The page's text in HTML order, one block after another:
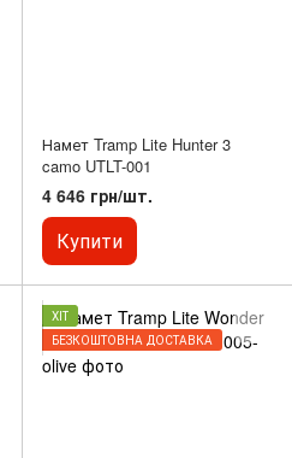
Намет Tramp Lite Hunter 3
camo UTLT-001
4 646 грн/шт.
Купити
ХІТ
БЕЗКОШТОВНА ДОСТАВКА